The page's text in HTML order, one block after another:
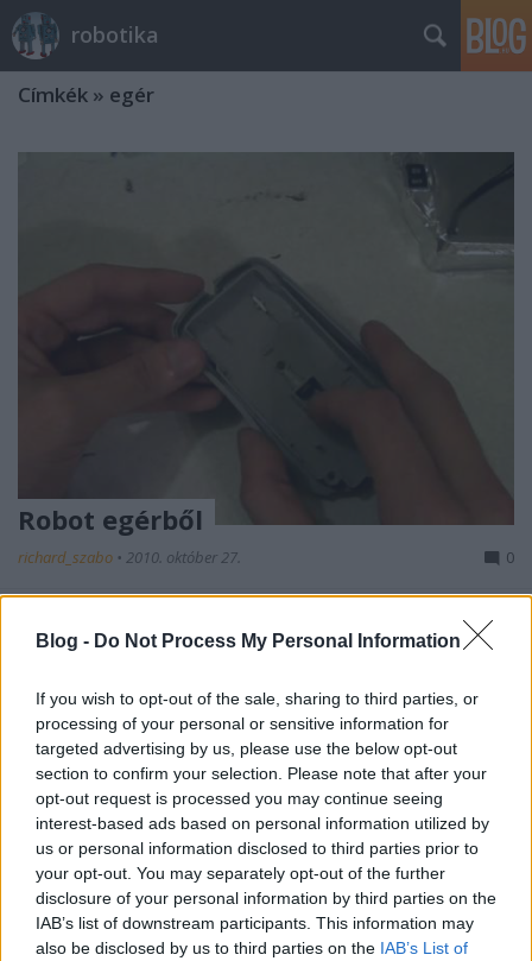
Blog - Do Not Process My Personal Information
If you wish to opt-out of the sale, sharing to third parties, or
processing of your personal or sensitive information for
targeted advertising by us, please use the below opt-out
section to confirm your selection. Please note that after your
opt-out request is processed you may continue seeing
interest-based ads based on personal information utilized by
us or personal information disclosed to third parties prior to
your opt-out. You may separately opt-out of the further
disclosure of your personal information by third parties on the
IAB’s list of downstream participants. This information may
also be disclosed by us to third parties on the IAB’s List of
robotika
Címkék » egér
Robot egérből
richard_szabo • 2010. október 27. 0
Egy múltheti bejegyzésben egeret használó robotról
volt szó, ezúttal egy olyan robotról találtam videót,
forrasztási képességre is szükség lesz a feláldozható
USB-s egér mellett, valamint két kis motorra, mely
egy régi…